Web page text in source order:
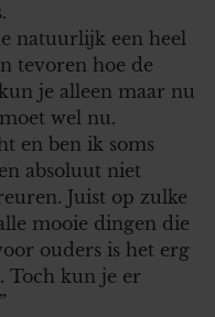
natuurlijk een heel
tevoren hoe de
je alleen maar nu
wel nu.
en ben ik soms
absoluut niet
Juist op zulke
mooie dingen die
ouders is het erg
Toch kun je er